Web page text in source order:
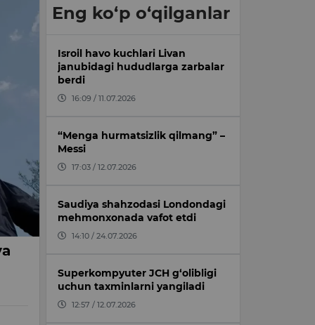
Eng ko‘p o‘qilganlar
Isroil havo kuchlari Livan
janubidagi hududlarga zarbalar
berdi
16:09 / 11.07.2026
“Menga hurmatsizlik qilmang” –
Messi
17:03 / 12.07.2026
Saudiya shahzodasi Londondagi
mehmonxonada vafot etdi
14:10 / 24.07.2026
Superkompyuter JCH g‘olibligi
uchun taxminlarni yangiladi
12:57 / 12.07.2026